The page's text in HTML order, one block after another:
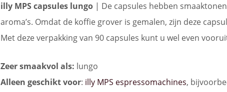
illy MPS capsules lungo | De capsules hebben
aroma’s. Omdat de koffie grover is gemalen, zijn deze
Met deze verpakking van 90 capsules kunt u wel even
Zeer smaakvol als: lungo
Alleen geschikt voor: illy MPS espressomachines,